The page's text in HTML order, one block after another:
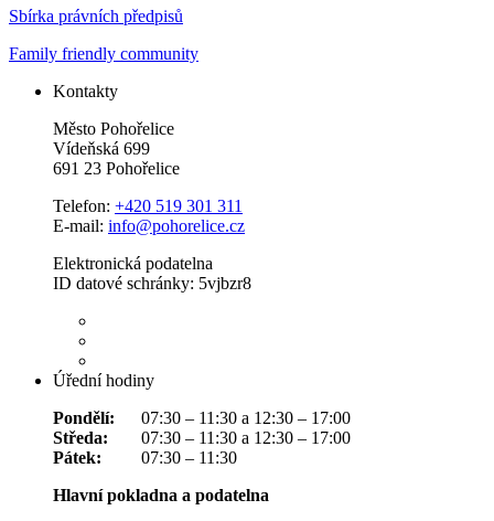
Sbírka právních předpisů
Family friendly community
Kontakty
Město Pohořelice
Vídeňská 699
691 23 Pohořelice
Telefon: +420 519 301 311
E-mail: info@pohorelice.cz
Elektronická podatelna
ID datové schránky: 5vjbzr8
Úřední hodiny
Pondělí:
07:30 – 11:30 a 12:30 – 17:00
Středa:
07:30 – 11:30 a 12:30 – 17:00
Pátek:
07:30 – 11:30
Hlavní pokladna a podatelna